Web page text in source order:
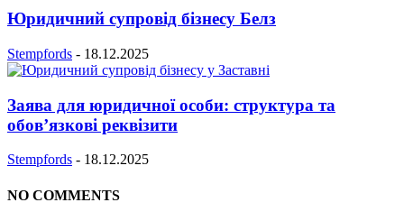
Юридичний супровід бізнесу Белз
Stempfords - 18.12.2025
Заява для юридичної особи: структура та
обов’язкові реквізити
Stempfords - 18.12.2025
NO COMMENTS